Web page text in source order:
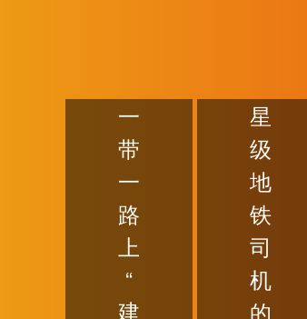
一
带
一
路
上
“
建
星
级
地
铁
司
机
的